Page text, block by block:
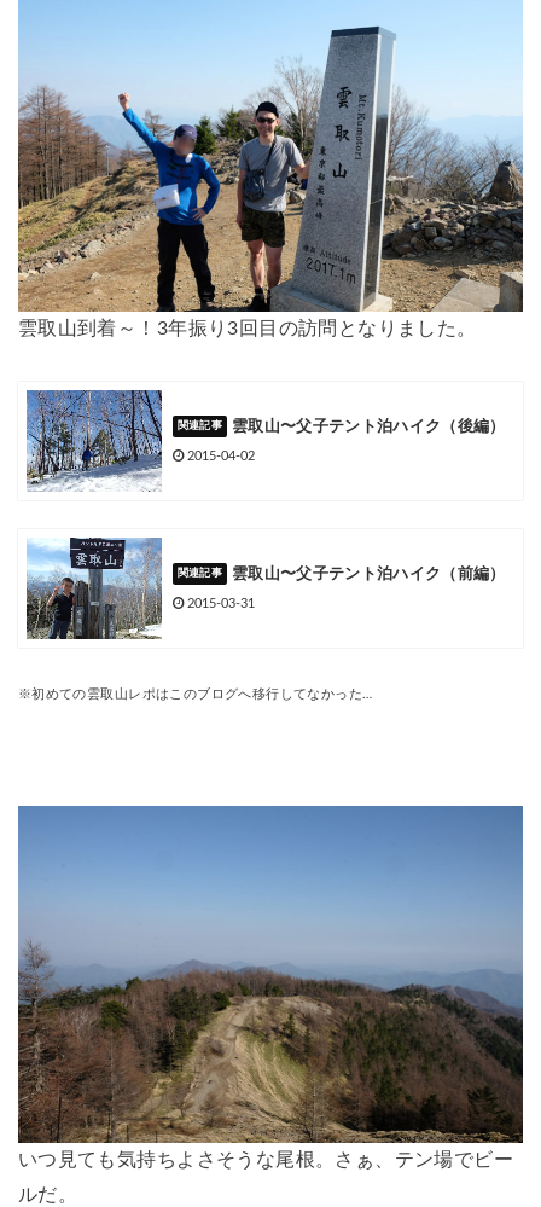
雲取山到着～！3年振り3回目の訪問となりました。
雲取山〜父子テント泊ハイク（後編）
2015-04-02
雲取山〜父子テント泊ハイク（前編）
2015-03-31
※初めての雲取山レポはこのブログへ移行してなかった…
いつ見ても気持ちよさそうな尾根。さぁ、テン場でビー
ルだ。